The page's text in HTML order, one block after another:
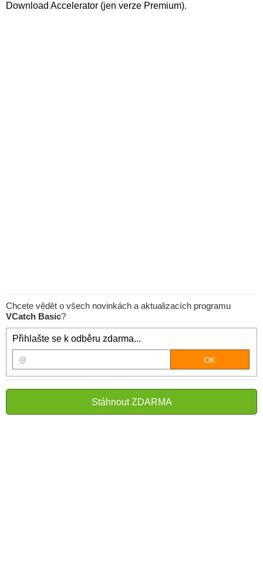
Download Accelerator (jen verze Premium).
Chcete vědět o všech novinkách a aktualizacích programu
VCatch Basic?
Přihlašte se k odběru zdarma...
Stáhnout ZDARMA